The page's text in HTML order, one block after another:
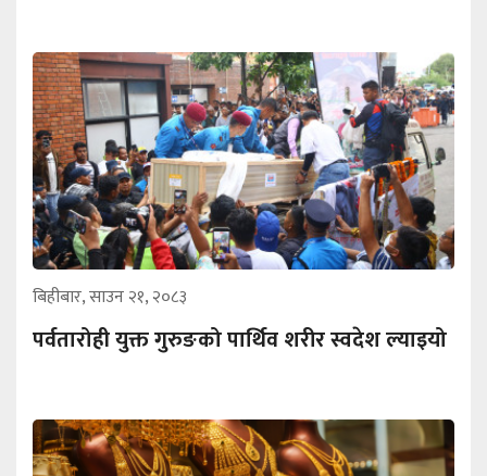
बिहीबार, साउन २१, २०८३
पर्वतारोही युक्त गुरुङको पार्थिव शरीर स्वदेश ल्याइयो